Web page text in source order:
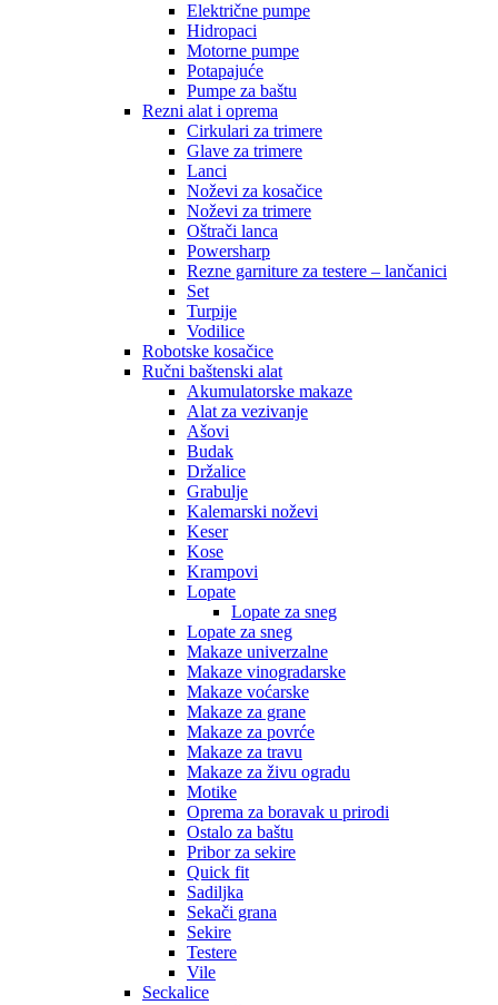
Električne pumpe
Hidropaci
Motorne pumpe
Potapajuće
Pumpe za baštu
Rezni alat i oprema
Cirkulari za trimere
Glave za trimere
Lanci
Noževi za kosačice
Noževi za trimere
Oštrači lanca
Powersharp
Rezne garniture za testere – lančanici
Set
Turpije
Vodilice
Robotske kosačice
Ručni baštenski alat
Akumulatorske makaze
Alat za vezivanje
Ašovi
Budak
Držalice
Grabulje
Kalemarski noževi
Keser
Kose
Krampovi
Lopate
Lopate za sneg
Lopate za sneg
Makaze univerzalne
Makaze vinogradarske
Makaze voćarske
Makaze za grane
Makaze za povrće
Makaze za travu
Makaze za živu ogradu
Motike
Oprema za boravak u prirodi
Ostalo za baštu
Pribor za sekire
Quick fit
Sadiljka
Sekači grana
Sekire
Testere
Vile
Seckalice